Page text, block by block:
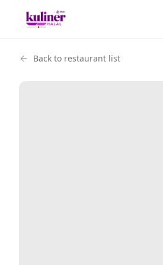
Back to restaurant list